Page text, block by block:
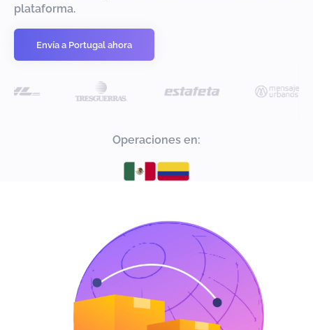
plataforma.
Envía a Portugal ahora
Operaciones en: